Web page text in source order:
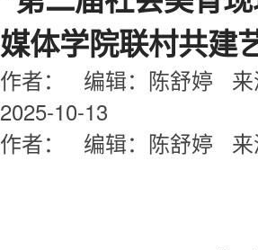
媒体学院联村共建
作者： 编辑：陈舒婷
2025-10-13
作者： 编辑：陈舒婷 来